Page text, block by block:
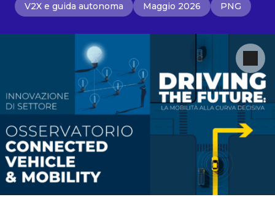
V2X e guida autonoma Maggio 2026 PNG